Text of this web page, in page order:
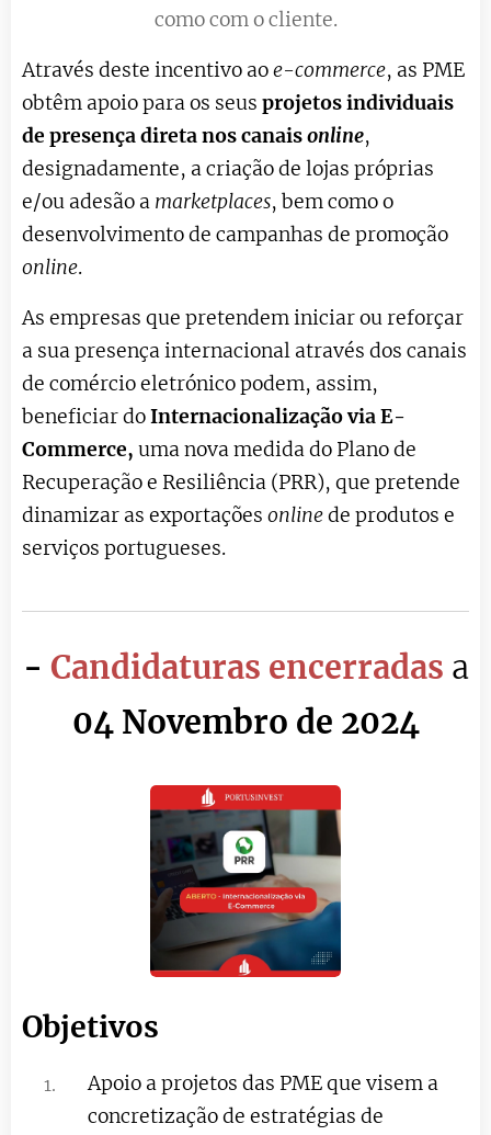
como com o cliente.
Através deste incentivo aoe-commerce, as PME
obtêm apoio para os seus projetos individuais
de presença direta nos canaisonline,
designadamente, a criação de lojas próprias
e/ou adesão a marketplaces, bem como o
desenvolvimento de campanhas de promoção
online.
As empresas que pretendem iniciar ou reforçar
a sua presença internacional através dos canais
de comércio eletrónico podem, assim,
beneficiar doInternacionalização via E-
Commerce, uma nova medida do Plano de
Recuperação e Resiliência (PRR), que pretende
dinamizar as exportações onlinede produtos e
serviços portugueses.
- Candidaturas encerradas a
04 Novembro de 2024
Objetivos
Apoio a projetos das PME que visem a
concretização de estratégias de